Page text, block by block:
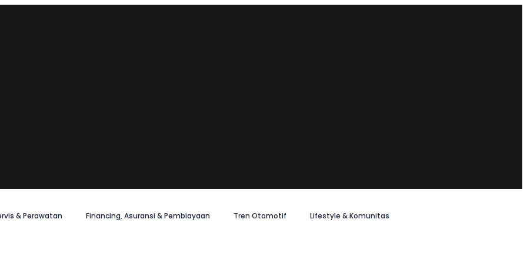
& Perawatan Financing, Asuransi & Pembiayaan Tren Otomotif Lifestyle & Komunitas